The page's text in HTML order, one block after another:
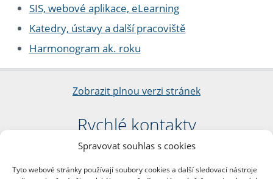
Spravovat souhlas s cookies
Tyto webové stránky používají soubory cookies a další sledovací nástroje
SIS, webové aplikace, eLearning
Katedry, ústavy a další pracoviště
Harmonogram ak. roku
Zobrazit plnou verzi stránek
Rychlé kontakty
Filozofická fakulta
nám. Jana Palacha 1/2